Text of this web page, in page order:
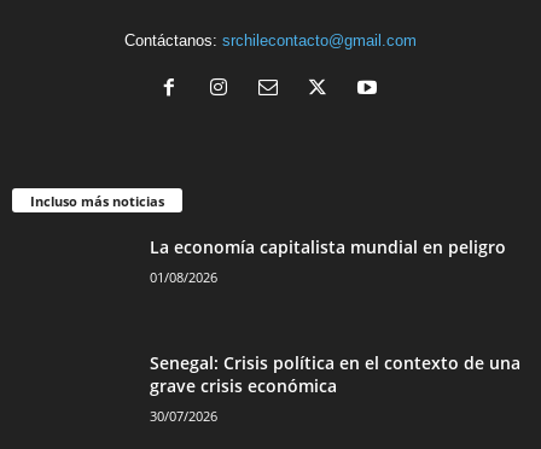
Contáctanos: srchilecontacto@gmail.com
Incluso más noticias
La economía capitalista mundial en peligro
01/08/2026
Senegal: Crisis política en el contexto de una
grave crisis económica
30/07/2026